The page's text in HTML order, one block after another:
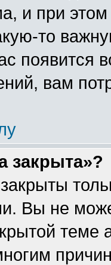
и при
то
появится
вам
закрыта»?
Вы не
теме